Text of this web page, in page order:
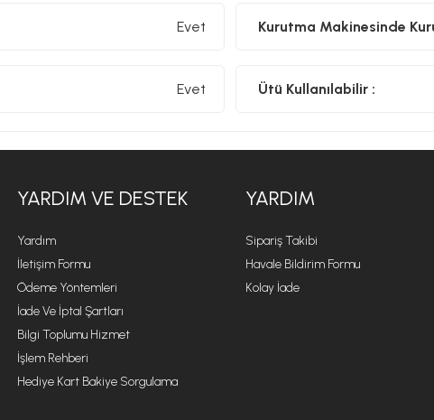
Evet Kurutma Makinesinde
Evet Ütü Kullanılabilir :
YARDIM VE DESTEK
Yardım
İletişim Formu
Ödeme Yöntemleri
İade Ve İptal Şartları
Bilgi Toplumu Hizmet
İşlem Rehberi
Hediye Kart Bakiye Sorgulama
YARDIM
Sipariş Takibi
Havale Bildirim Formu
Kolay İade